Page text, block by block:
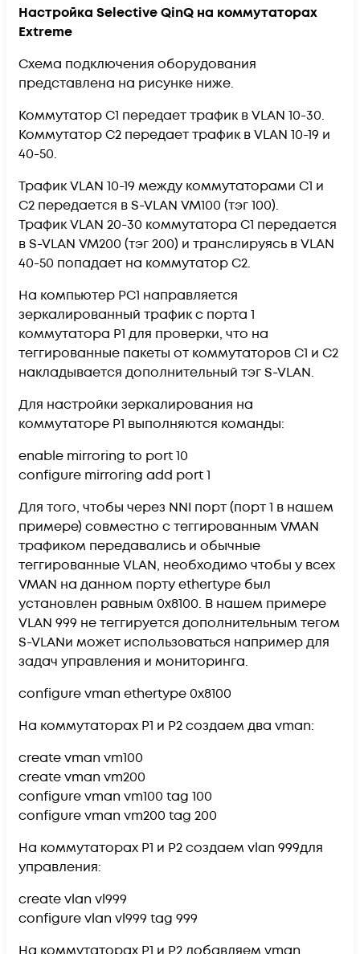
Настройка Selective QinQ на коммутаторах
Extreme
Схема подключения оборудования
представлена на рисунке ниже.
Коммутатор С1 передает трафик в VLAN 10-30.
Коммутатор С2 передает трафик в VLAN 10-19 и
40-50.
Трафик VLAN 10-19 между коммутаторами С1 и
С2 передается в S-VLAN VM100 (тэг 100).
Трафик VLAN 20-30 коммутатора С1 передается
в S-VLAN VM200 (тэг 200) и транслируясь в VLAN
40-50 попадает на коммутатор С2.
На компьютер PC1 направляется
зеркалированный трафик с порта 1
коммутатора Р1 для проверки, что на
теггированные пакеты от коммутаторов С1 и С2
накладывается дополнительный тэг S-VLAN.
Для настройки зеркалирования на
коммутаторе Р1 выполняются команды:
enable mirroring to port 10
configure mirroring add port 1
Для того, чтобы через NNI порт (порт 1 в нашем
примере) совместно с теггированным VMAN
трафиком передавались и обычные
теггированные VLAN, необходимо чтобы у всех
VMAN на данном порту ethertype был
установлен равным 0x8100. В нашем примере
VLAN 999 не теггируется дополнительным тегом
S-VLANи может использоваться например для
задач управления и мониторинга.
configure vman ethertype 0x8100
На коммутаторах Р1 и Р2 создаем два vman:
create vman vm100
create vman vm200
configure vman vm100 tag 100
configure vman vm200 tag 200
На коммутаторах Р1 и Р2 создаем vlan 999для
управления:
create vlan vl999
configure vlan vl999 tag 999